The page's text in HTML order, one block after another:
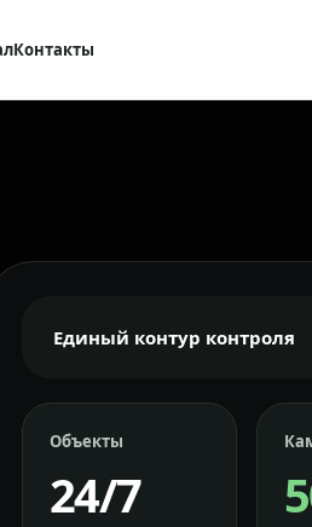
Контакты
Единый контур контроля
Объекты
24/7